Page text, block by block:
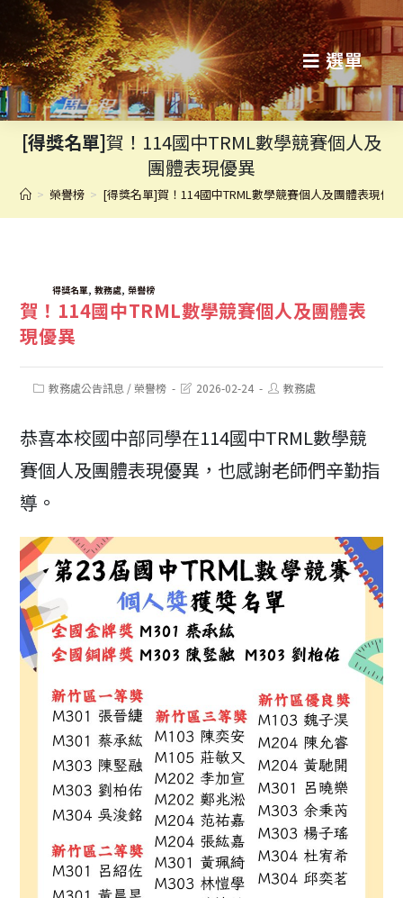
轉
至
主
選單
[得獎名單]賀！114國中TRML數學競賽個人及
團體表現優異
> 榮譽榜 > [得獎名單]賀！114國中TRML數學競賽個人及團體表現優
TAGS:得獎名單, 教務處, 榮譽榜
賀！114國中TRML數學競賽個人及團體表
現優異
Post教務處公告訊息 / 榮譽榜
Post2026-02-24
Post教務處
恭喜本校國中部同學在114國中TRML數學競
賽個人及團體表現優異，也感謝老師們辛勤指
導。